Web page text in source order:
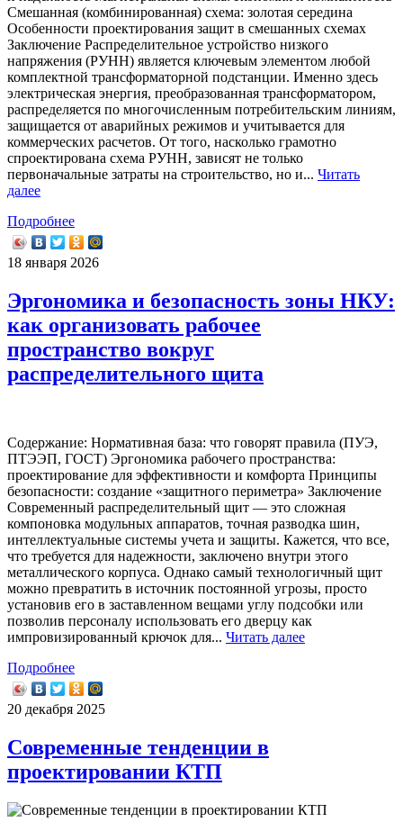
Смешанная (комбинированная) схема: золотая середина
Особенности проектирования защит в смешанных схемах
Заключение Распределительное устройство низкого
напряжения (РУНН) является ключевым элементом любой
комплектной трансформаторной подстанции. Именно здесь
электрическая энергия, преобразованная трансформатором,
распределяется по многочисленным потребительским линиям,
защищается от аварийных режимов и учитывается для
коммерческих расчетов. От того, насколько грамотно
спроектирована схема РУНН, зависят не только
первоначальные затраты на строительство, но и... Читать
далее
Подробнее
18 января 2026
Эргономика и безопасность зоны НКУ:
как организовать рабочее
пространство вокруг
распределительного щита
Содержание: Нормативная база: что говорят правила (ПУЭ,
ПТЭЭП, ГОСТ) Эргономика рабочего пространства:
проектирование для эффективности и комфорта Принципы
безопасности: создание «защитного периметра» Заключение
Современный распределительный щит — это сложная
компоновка модульных аппаратов, точная разводка шин,
интеллектуальные системы учета и защиты. Кажется, что все,
что требуется для надежности, заключено внутри этого
металлического корпуса. Однако самый технологичный щит
можно превратить в источник постоянной угрозы, просто
установив его в заставленном вещами углу подсобки или
позволив персоналу использовать его дверцу как
импровизированный крючок для... Читать далее
Подробнее
20 декабря 2025
Современные тенденции в
проектировании КТП